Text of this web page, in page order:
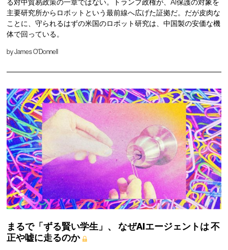
る対中貿易政策の一章ではない。トランプ政権が、AI保護の対象を
主要研究所からロボットという最前線へ広げた証拠だ。だが皮肉な
ことに、守られるはずの米国のロボット研究は、中国製の安価な機
体で回っている。
byJames O'Donnell
まるで「ずる賢い学生」、 なぜAIエージェントは不
正や嘘に走るのか